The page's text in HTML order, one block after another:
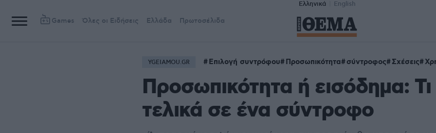
Ελληνικά English
Games Όλες οι Ειδήσεις Ελλάδα Πρωτοσέλιδα
YGEIAMOU.GR Επιλογή συντρόφου Προσωπικότητα σύντροφος Σχέσεις
Προσωπικότητα ή εισόδημα: Τι
τελικά σε ένα σύντροφο